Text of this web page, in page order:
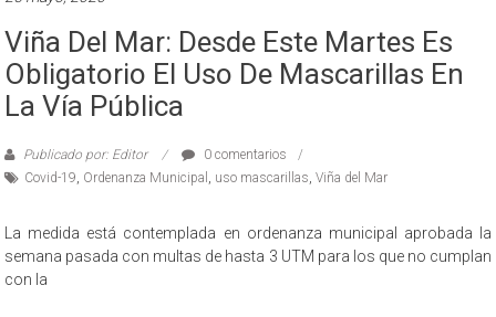
Viña Del Mar: Desde Este Martes Es
Obligatorio El Uso De Mascarillas En
La Vía Pública
Publicado por: Editor
0 comentarios
Covid-19 Ordenanza Municipal uso mascarillas ,Viña del Mar
La medida está contemplada en ordenanza municipal aprobada la
semana pasada con multas de hasta 3 UTM para los que no cumplan
con la